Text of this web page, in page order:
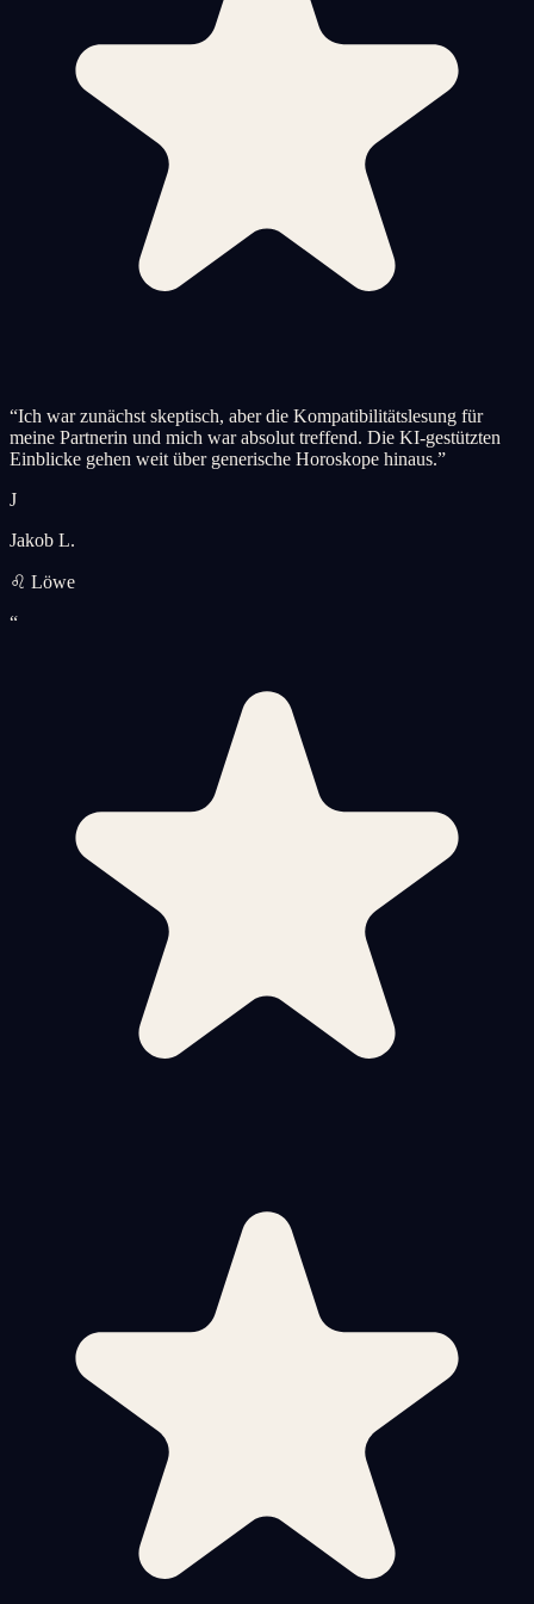
“Ich war zunächst skeptisch, aber die Kompatibilitätslesung für
meine Partnerin und mich war absolut treffend. Die KI-gestützten
Einblicke gehen weit über generische Horoskope hinaus.”
J
Jakob L.
♌ Löwe
“